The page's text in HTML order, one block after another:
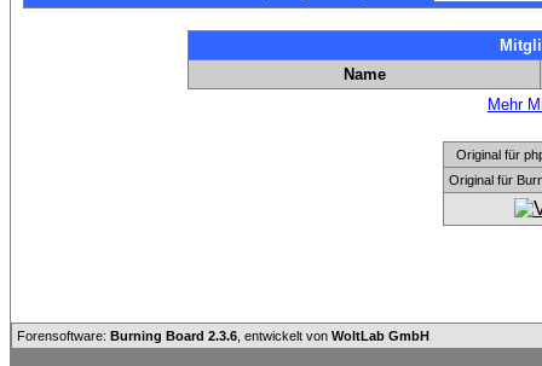
Name
Mehr
Original für
Original für
Forensoftware: Burning Board 2.3.6 , entwickelt von WoltLab GmbH